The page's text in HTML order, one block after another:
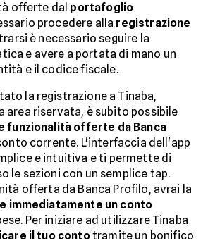
offerte dal portafoglio
procedere alla registrazione
è necessario seguire la
e avere a portata di mano un
e il codice fiscale.
la registrazione a Tinaba,
area riservata, è subito possibile
funzionalità offerte da Banca
corrente. L'interfaccia dell'app
e intuitiva e ti permette di
le sezioni con un semplice tap.
offerta da Banca Profilo, avrai la
immediatamente un conto
Per iniziare ad utilizzare Tinaba
il tuo contotramite un bonifico